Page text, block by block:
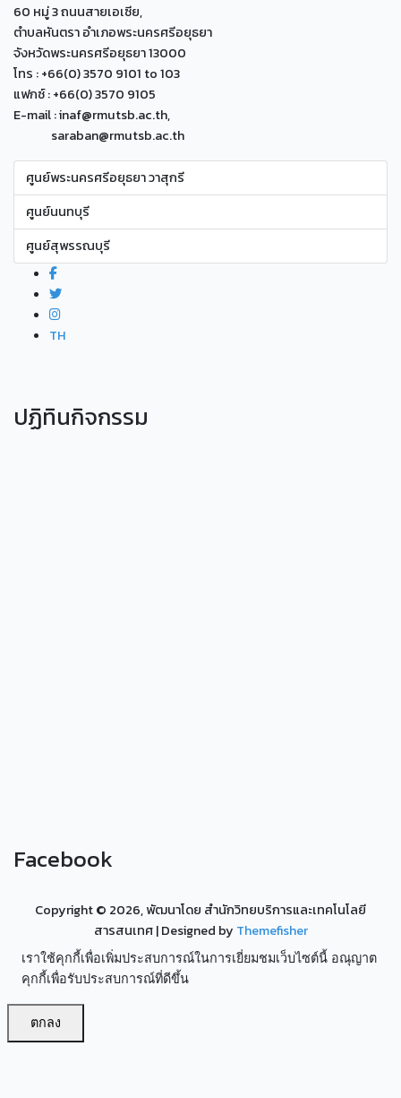
60 หมู่ 3 ถนนสายเอเซีย,
ตำบลหันตรา อำเภอพระนครศรีอยุธยา
จังหวัดพระนครศรีอยุธยา 13000
โทร : +66(0) 3570 9101 to 103
แฟกซ์ : +66(0) 3570 9105
E-mail : inaf@rmutsb.ac.th,
saraban@rmutsb.ac.th
ศูนย์พระนครศรีอยุธยา วาสุกรี
ศูนย์นนทบุรี
ศูนย์สุพรรณบุรี
TH
ปฏิทินกิจกรรม
Facebook
Copyright © 2026, พัฒนาโดย สำนักวิทยบริการและเทคโนโลยี
สารสนเทศ| Designed by Themefisher
เราใช้คุกกี้เพื่อเพิ่มประสบการณ์ในการเยี่ยมชมเว็บไซต์นี้ อณุญาต
คุกกี้เพื่อรับประสบการณ์ที่ดีขึ้น
ตกลง